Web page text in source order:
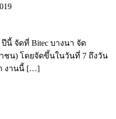
ปีนี้ จัดที่ Bitec บางนา จัด
ชน) โดยจัดขึ้นในวันที่ 7 ถึงวัน
งานนี้ […]